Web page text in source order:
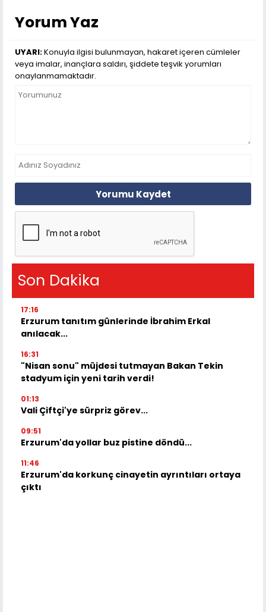
Yorum Yaz
UYARI:Konuyla ilgisi bulunmayan, hakaret içeren cümleler
veya imalar, inançlara saldırı, şiddete teşvik yorumları
onaylanmamaktadır.
Yorumu Kaydet
Son Dakika
17:16
Erzurum tanıtım günlerinde İbrahim Erkal
anılacak...
16:31
"Nisan sonu" müjdesi tutmayan Bakan Tekin
stadyum için yeni tarih verdi!
01:13
Vali Çiftçi'ye sürpriz görev...
09:51
Erzurum'da yollar buz pistine döndü...
11:46
Erzurum'da korkunç cinayetin ayrıntıları ortaya
çıktı